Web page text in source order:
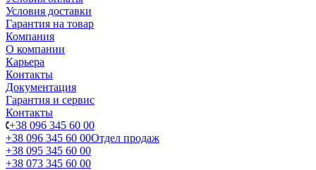
Условия доставки
Гарантия на товар
Компания
О компании
Карьера
Контакты
Документация
Гарантия и сервис
Контакты
+38 096 345 60 00
+38 096 345 60 00Отдел продаж
+38 095 345 60 00
+38 073 345 60 00